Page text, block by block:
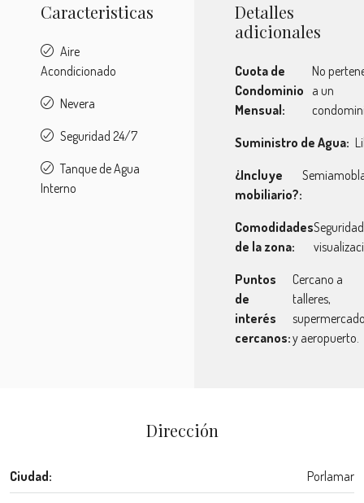
Caracteristicas
Aire
Acondicionado
Nevera
Seguridad 24/7
Tanque de Agua
Interno
Detalles
adicionales
Cuota de
Condominio
Mensual:
No
a un
Suministro de Agua:
¿Incluye
mobiliario?:
Comodidades
de la zona:
Puntos
de
interés
cercanos:
Cercano a
talleres,
y aeropuerto.
Dirección
Ciudad: Porlamar